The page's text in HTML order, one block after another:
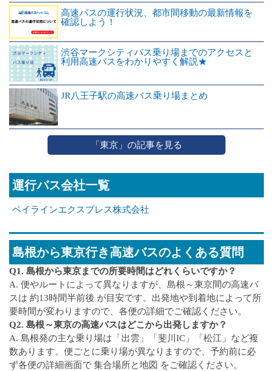
高速バスの運行状況、都市間移動の最新情報を
確認しよう！
渋谷マークシティバス乗り場までのアクセスと
利用高速バスをわかりやすく解説★
JR八王子駅の高速バス乗り場まとめ
「東京」の記事を見る
運行バス会社一覧
ベイラインエクスプレス株式会社
島根から東京行き高速バスのよくある質問
Q1. 島根から東京までの所要時間はどれくらいですか？
A. 便やルートによって異なりますが、島根～東京間の高速バ
スは 約13時間半前後 が目安です。出発地や到着地によって所
要時間が変わりますので、各便の詳細でご確認ください。
Q2. 島根～東京の高速バスはどこから出発しますか？
A. 島根発の主な乗り場は「出雲」「斐川IC」「松江」など複
数あります。便ごとに乗り場が異なりますので、予約前に必
ず各便の詳細画面で 集合場所と地図 をご確認ください。